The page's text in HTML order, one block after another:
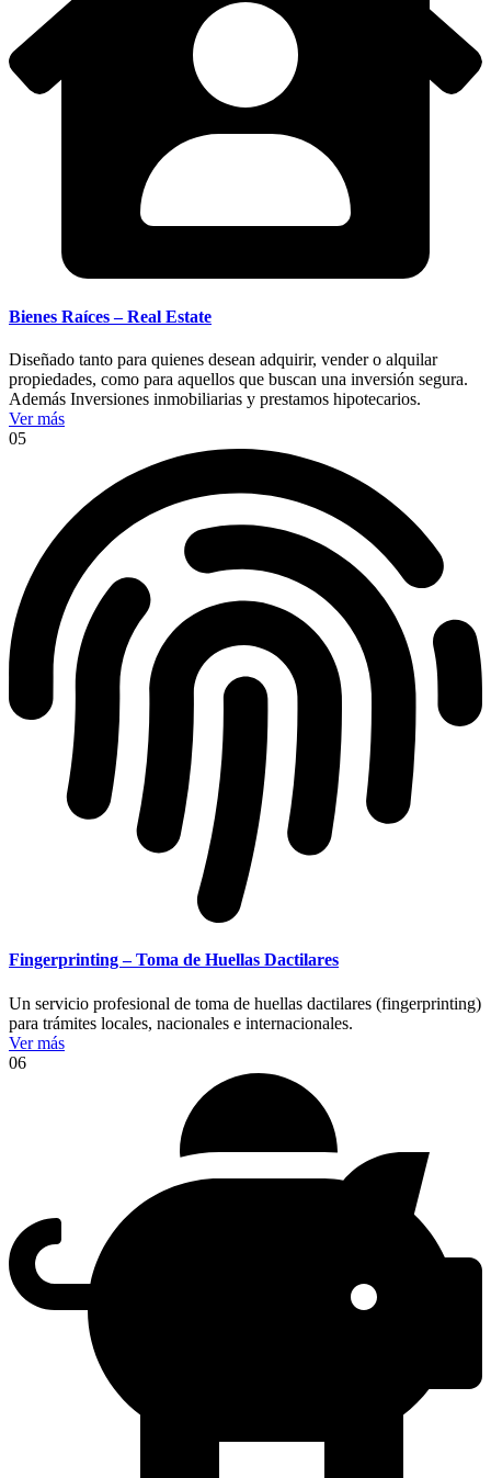
Bienes Raíces – Real Estate
Diseñado tanto para quienes desean adquirir, vender o alquilar
propiedades, como para aquellos que buscan una inversión segura.
Además Inversiones inmobiliarias y prestamos hipotecarios.
Ver más
05
Fingerprinting – Toma de Huellas Dactilares
Un servicio profesional de toma de huellas dactilares (fingerprinting)
para trámites locales, nacionales e internacionales.
Ver más
06